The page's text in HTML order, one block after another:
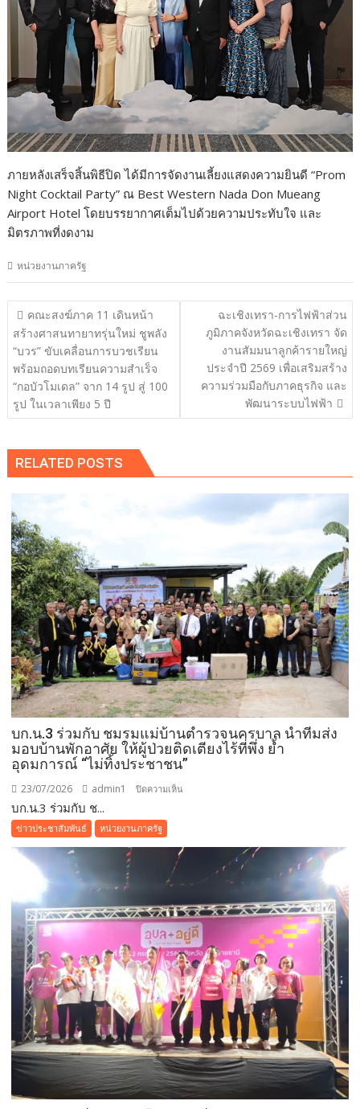
ภายหลังเสร็จสิ้นพิธีปิด ได้มีการจัดงานเลี้ยงแสดงความยินดี “Prom
Night Cocktail Party” ณ Best Western Nada Don Mueang
Airport Hotel โดยบรรยากาศเต็มไปด้วยความประทับใจ และ
มิตรภาพที่งดงาม
หน่วยงานภาครัฐ
แนะแนว
เรื่อง
คณะสงฆ์ภาค 11 เดินหน้า
สร้างศาสนทายาทรุ่นใหม่ ชูพลัง
“บวร” ขับเคลื่อนการบวชเรียน
พร้อมถอดบทเรียนความสำเร็จ
“กอบัวโมเดล” จาก 14 รูป สู่ 100
รูป ในเวลาเพียง 5 ปี
ฉะเชิงเทรา-การไฟฟ้าส่วน
ภูมิภาคจังหวัดฉะเชิงเทรา จัด
งานสัมมนาลูกค้ารายใหญ่
ประจำปี 2569 เพื่อเสริมสร้าง
ความร่วมมือกับภาคธุรกิจ และ
พัฒนาระบบไฟฟ้า
RELATED POSTS
บก.น.3 ร่วมกับ ชมรมแม่บ้านตำรวจนครบาล นำทีมส่ง
มอบบ้านพักอาศัย ให้ผู้ป่วยติดเตียงไร้ที่พึ่ง ย้ำ
อุดมการณ์ “ไม่ทิ้งประชาชน”
23/07/2026 admin1 ปิดความเห็น
ตำรวจนครบาล
นำ
ทีม
ส่ง
มอบ
บ้าน
พัก
อาศัย
ให้
ผู้
ป่วย
บก.น.3 ร่วมกับ ช...
ข่าวประชาสัมพันธ์ หน่วยงานภาครัฐ